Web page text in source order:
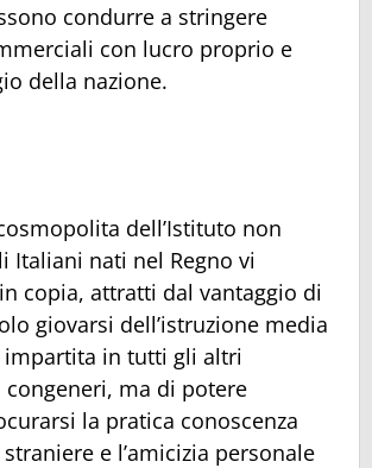
condurre a stringere
con lucro proprio e
della nazione.
dell’Istituto non
Italiani nati nel Regno vi
copia, attratti dal vantaggio di
giovarsi dell’istruzione media
impartita in tutti gli altri
ma di potere
la pratica conoscenza
e l’amicizia personale